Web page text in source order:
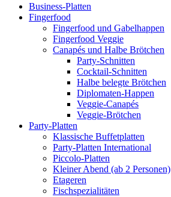
Business-Platten
Fingerfood
Fingerfood und Gabelhappen
Fingerfood Veggie
Canapés und Halbe Brötchen
Party-Schnitten
Cocktail-Schnitten
Halbe belegte Brötchen
Diplomaten-Happen
Veggie-Canapés
Veggie-Brötchen
Party-Platten
Klassische Buffetplatten
Party-Platten International
Piccolo-Platten
Kleiner Abend (ab 2 Personen)
Etageren
Fischspezialitäten